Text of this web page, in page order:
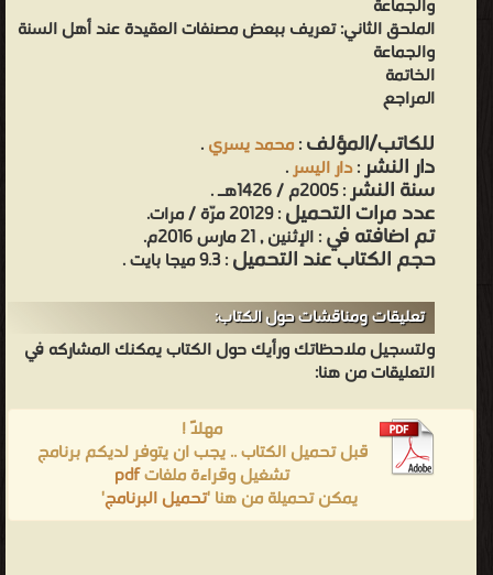
والجماعة
الملحق الثاني: تعريف ببعض مصنفات العقيدة عند أهل السنة
والجماعة
الخاتمة
المراجع
للكاتب/المؤلف:محمد يسري.
دار النشر:دار اليسر.
سنة النشر: 2005م / 1426هـ .
عدد مرات التحميل: 20129 مرّة / مرات.
تم اضافته في: الإثنين , 21 مارس 2016م.
حجم الكتاب عند التحميل: 9.3 ميجا بايت .
تعليقات ومناقشات حول الكتاب:
ولتسجيل ملاحظاتك ورأيك حول الكتاب يمكنك المشاركه في
التعليقات من هنا:
مهلاً !
قبل تحميل الكتاب .. يجب ان يتوفر لديكم برنامج
تشغيل وقراءة ملفاتpdf
يمكن تحميلة من هنا 'تحميل البرنامج'